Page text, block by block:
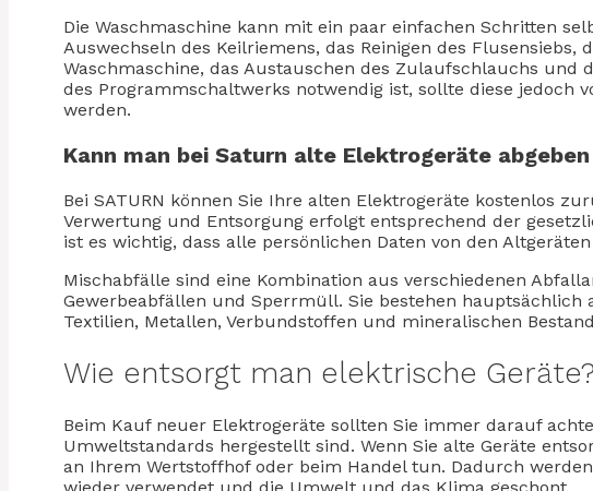
Die Waschmaschine kann mit ein paar einfachen Schritten
Auswechseln des Keilriemens, das Reinigen des Flusensiebs,
Waschmaschine, das Austauschen des Zulaufschlauchs und
des Programmschaltwerks notwendig ist, sollte diese jedoch
werden.
Kann man bei Saturn alte Elektrogeräte abgeben
Bei SATURN können Sie Ihre alten Elektrogeräte kostenlos
Verwertung und Entsorgung erfolgt entsprechend der
ist es wichtig, dass alle persönlichen Daten von den
Mischabfälle sind eine Kombination aus verschiedenen
Gewerbeabfällen und Sperrmüll. Sie bestehen hauptsächlich
Textilien, Metallen, Verbundstoffen und mineralischen
Wie entsorgt man elektrische Geräte?
Beim Kauf neuer Elektrogeräte sollten Sie immer darauf
Umweltstandards hergestellt sind. Wenn Sie alte Geräte
an Ihrem Wertstoffhof oder beim Handel tun. Dadurch